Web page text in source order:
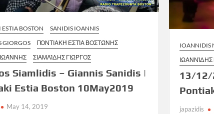
BOSTON
SANIDIS IOANNIS
GIORGOS
ΠΟΝΤΙΑΚΉ ΕΣΤΊΑ ΒΟΣΤΏΝΗΣ
ΣΙΑΜΛΊΔΗΣ ΓΙΏΡΓΟΣ
Siamlidis – Giannis Sanidis |
Estia Boston 10May2019
May 14, 2019
IOANNIDIS
ΙΩΑΝΝΊΔΗΣ
13/12/
japazidis